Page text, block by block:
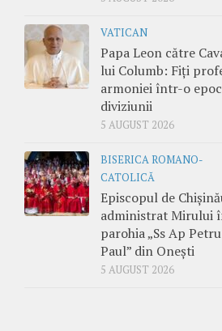
VATICAN
Papa Leon către
lui Columb: Fiți
armoniei într-o
diviziunii
5 AUGUST 2026
BISERICA ROMANO-
CATOLICĂ
Episcopul de
administrat Mirului
parohia „Ss Ap
Paul” din Onești
5 AUGUST 2026